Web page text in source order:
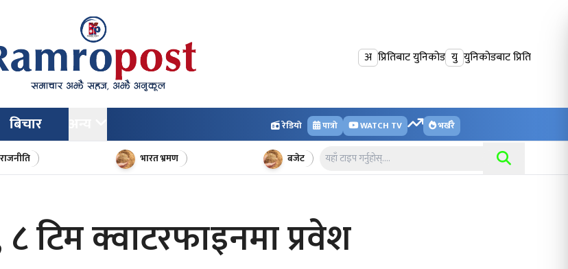
अ प्रितिबाट युनिकोड यु युनिकोडबाट प्रिति
बिचार रेडियो पात्रो WATCH TV भर्खरै
राजनीति भारत भ्रमण बजेट
क्वाटरफाइनमा प्रवेश